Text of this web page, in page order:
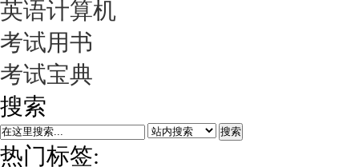
英语计算机
考试用书
考试宝典
搜索
搜索
热门标签: